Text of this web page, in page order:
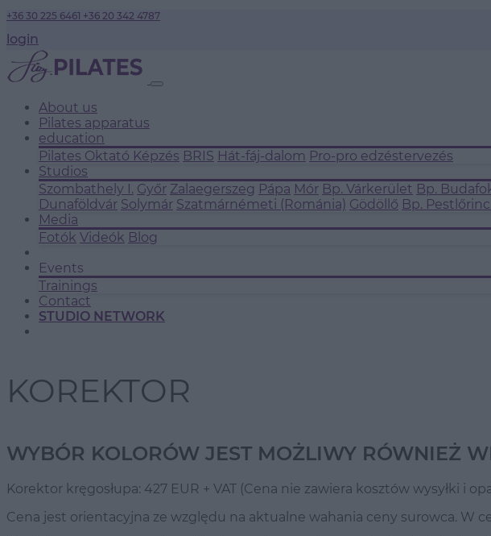
+36 30 225 6461 +36 20 342 4787
login
About us
Pilates apparatus
education
Pilates Oktató Képzés BRIS Hát-fáj-dalom Pro-pro edzéstervezés
Studios
Szombathely I. Győr Zalaegerszeg Pápa Mór Bp. Várkerület Bp.
Dunaföldvár Solymár Szatmárnémeti (Románia) Gödöllő Bp. Pestlőrinc
Media
Fotók Videók Blog
Events
Trainings
Contact
STUDIO NETWORK
KOREKTOR
WYBÓR KOLORÓW JEST MOŻLIWY RÓWNIEŻ
Korektor kręgosłupa: 427 EUR + VAT (Cena nie zawiera kosztów wysyłki i
Cena jest orientacyjna ze względu na aktualne wahania ceny surowca. W